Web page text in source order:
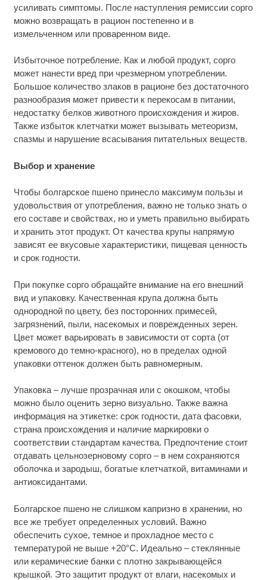
усиливать симптомы. После наступления ремиссии сорго
можно возвращать в рацион постепенно и в
измельченном или проваренном виде.
Избыточное потребление. Как и любой продукт, сорго
может нанести вред при чрезмерном употреблении.
Большое количество злаков в рационе без достаточного
разнообразия может привести к перекосам в питании,
недостатку белков животного происхождения и жиров.
Также избыток клетчатки может вызывать метеоризм,
спазмы и нарушение всасывания питательных веществ.
Выбор и хранение
Чтобы болгарское пшено принесло максимум пользы и
удовольствия от употребления, важно не только знать о
его составе и свойствах, но и уметь правильно выбирать
и хранить этот продукт. От качества крупы напрямую
зависят ее вкусовые характеристики, пищевая ценность
и срок годности.
При покупке сорго обращайте внимание на его внешний
вид и упаковку. Качественная крупа должна быть
однородной по цвету, без посторонних примесей,
загрязнений, пыли, насекомых и поврежденных зерен.
Цвет может варьировать в зависимости от сорта (от
кремового до темно-красного), но в пределах одной
упаковки оттенок должен быть равномерным.
Упаковка – лучше прозрачная или с окошком, чтобы
можно было оценить зерно визуально. Также важна
информация на этикетке: срок годности, дата фасовки,
страна происхождения и наличие маркировки о
соответствии стандартам качества. Предпочтение стоит
отдавать цельнозерновому сорго – в нем сохраняются
оболочка и зародыш, богатые клетчаткой, витаминами и
антиоксидантами.
Болгарское пшено не слишком капризно в хранении, но
все же требует определенных условий. Важно
обеспечить сухое, темное и прохладное место с
температурой не выше +20°C. Идеально – стеклянные
или керамические банки с плотно закрывающейся
крышкой. Это защитит продукт от влаги, насекомых и